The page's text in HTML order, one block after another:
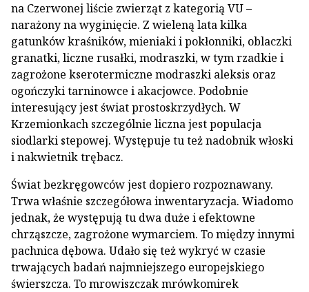
na Czerwonej liście zwierząt z kategorią VU –
narażony na wyginięcie. Z wieleną lata kilka
gatunków kraśników, mieniaki i pokłonniki, oblaczki
granatki, liczne rusałki, modraszki, w tym rzadkie i
zagrożone kserotermiczne modraszki aleksis oraz
ogończyki tarninowce i akacjowce. Podobnie
interesujący jest świat prostoskrzydłych. W
Krzemionkach szczególnie liczna jest populacja
siodlarki stepowej. Występuje tu też nadobnik włoski
i nakwietnik trębacz.
Świat bezkręgowców jest dopiero rozpoznawany.
Trwa właśnie szczegółowa inwentaryzacja. Wiadomo
jednak, że występują tu dwa duże i efektowne
chrząszcze, zagrożone wymarciem. To między innymi
pachnica dębowa. Udało się też wykryć w czasie
trwających badań najmniejszego europejskiego
świerszcza. To mrowiszczak mrówkomirek